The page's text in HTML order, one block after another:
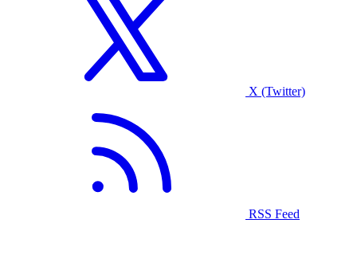
X (Twitter)
RSS Feed